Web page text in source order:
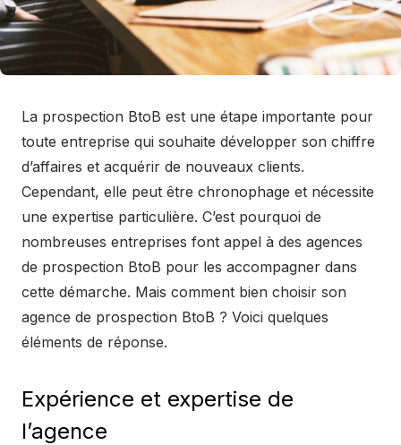
La prospection BtoB est une étape importante pour
toute entreprise qui souhaite développer son chiffre
d’affaires et acquérir de nouveaux clients.
Cependant, elle peut être chronophage et nécessite
une expertise particulière. C’est pourquoi de
nombreuses entreprises font appel à des agences
de prospection BtoB pour les accompagner dans
cette démarche. Mais comment bien choisir son
agence de prospection BtoB ? Voici quelques
éléments de réponse.
Expérience et expertise de
l’agence